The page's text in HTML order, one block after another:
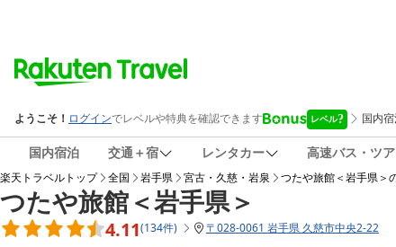
国内宿泊 交通＋宿 レンタカー 高速バス・ツ
楽天トラベルトップ 全国 岩手県 宮古・久慈・岩泉 つたや旅館＜岩手県＞
つたや旅館＜岩手県＞
4.11(134件) 〒028-0061 岩手県 久慈市中央2-22